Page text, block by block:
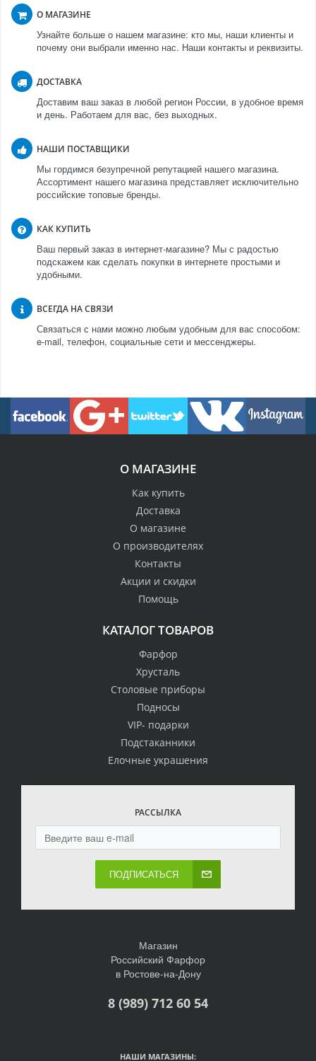
О МАГАЗИНЕ
Узнайте больше о нашем магазине: кто мы, наши клиенты и
почему они выбрали именно нас. Наши контакты и реквизиты.
ДОСТАВКА
Доставим ваш заказ в любой регион России, в удобное время
и день. Работаем для вас, без выходных.
НАШИ ПОСТАВЩИКИ
Мы гордимся безупречной репутацией нашего магазина.
Ассортимент нашего магазина представляет исключительно
российские топовые бренды.
КАК КУПИТЬ
Ваш первый заказ в интернет-магазине? Мы с радостью
подскажем как сделать покупки в интернете простыми и
удобными.
ВСЕГДА НА СВЯЗИ
Связаться с нами можно любым удобным для вас способом:
e-mail, телефон, социальные сети и мессенджеры.
О МАГАЗИНЕ
Как купить
Доставка
О магазине
О производителях
Контакты
Акции и скидки
Помощь
КАТАЛОГ ТОВАРОВ
Фарфор
Хрусталь
Столовые приборы
Подносы
VIP- подарки
Подстаканники
Елочные украшения
РАССЫЛКА
ПОДПИСАТЬСЯ
Магазин
Российский Фарфор
в Ростове-на-Дону
8 (989) 712 60 54
НАШИ МАГАЗИНЫ: